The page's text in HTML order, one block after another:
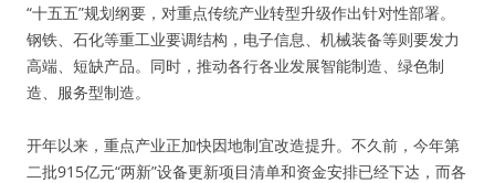
“十五五”规划纲要，对重点传统产业转型升级作出针对性部署。
钢铁、石化等重工业要调结构，电子信息、机械装备等则要发力
高端、短缺产品。同时，推动各行各业发展智能制造、绿色制
造、服务型制造。
开年以来，重点产业正加快因地制宜改造提升。不久前，今年第
二批915亿元“两新”设备更新项目清单和资金安排已经下达，而各